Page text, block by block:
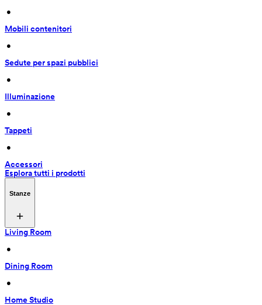
•
Mobili contenitori
•
Sedute per spazi pubblici
•
Illuminazione
•
Tappeti
•
Accessori
Esplora tutti i prodotti
Stanze
Living Room
•
Dining Room
•
Home Studio